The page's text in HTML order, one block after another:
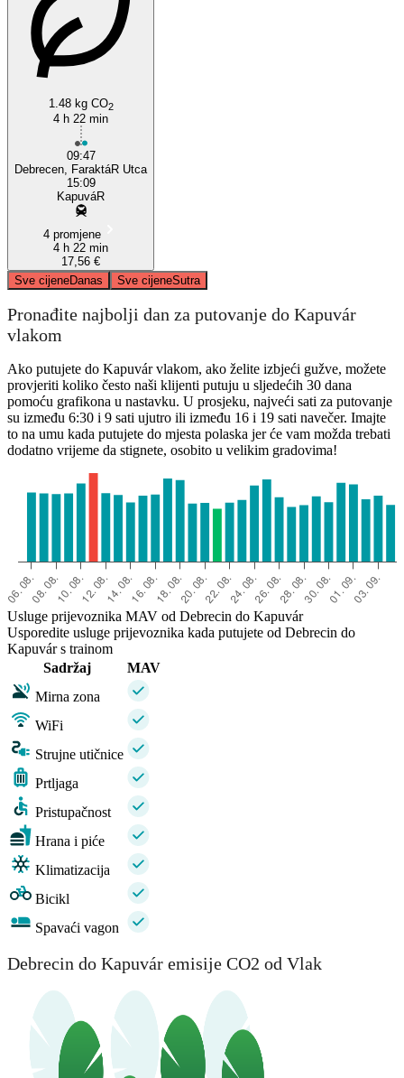
1.48 kg CO2
4 h 22 min
09:47
Debrecen, FaraktáR Utca
15:09
KapuváR
4 promjene
4 h 22 min
17,56 €
Sve cijeneDanas Sve cijeneSutra
Pronađite najbolji dan za putovanje do Kapuvár
vlakom
Ako putujete do Kapuvár vlakom, ako želite izbjeći gužve, možete
provjeriti koliko često naši klijenti putuju u sljedećih 30 dana
pomoću grafikona u nastavku. U prosjeku, najveći sati za putovanje
su između 6:30 i 9 sati ujutro ili između 16 i 19 sati navečer. Imajte
to na umu kada putujete do mjesta polaska jer će vam možda trebati
dodatno vrijeme da stignete, osobito u velikim gradovima!
Usluge prijevoznika MAV od Debrecin do Kapuvár
Usporedite usluge prijevoznika kada putujete od Debrecin do
Kapuvár s trainom
Sadržaj
MAV
Mirna zona
WiFi
Strujne utičnice
Prtljaga
Pristupačnost
Hrana i piće
Klimatizacija
Bicikl
Spavaći vagon
Debrecin do Kapuvár emisije CO2 od Vlak